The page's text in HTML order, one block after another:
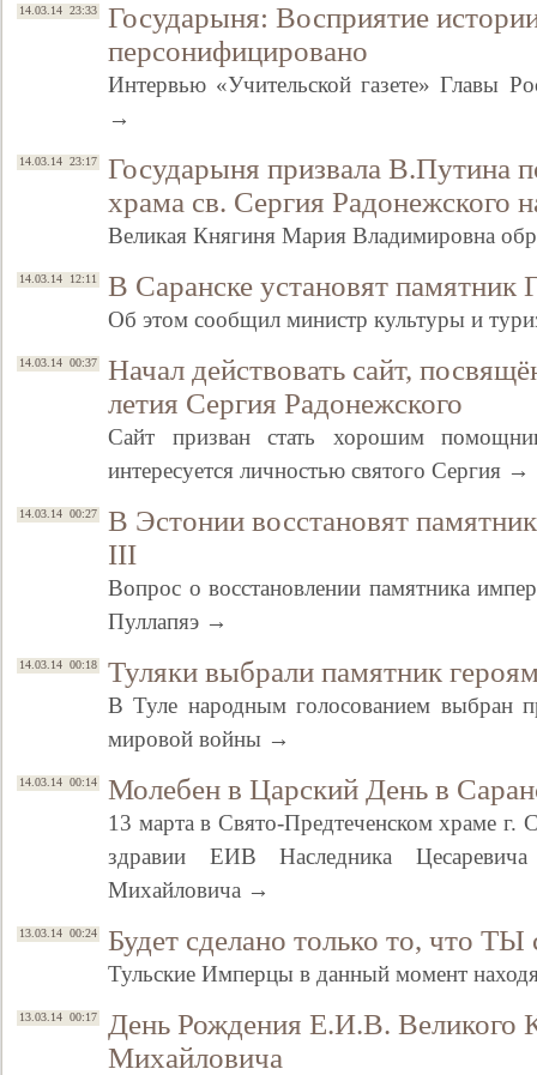
14.03.14 23:33
Государыня: Восприятие
персонифицировано
Интервью «Учительской газете» Главы
→
14.03.14 23:17
Государыня призвала В.Путина
храма св. Сергия Радонежского
Великая Княгиня Мария Владимировна
14.03.14 12:11 В Саранске установят
Об этом сообщил министр культуры и
14.03.14 00:37
Начал действовать сайт,
летия Сергия Радонежского
Сайт призван стать хорошим
интересуется личностью святого Сергия →
14.03.14 00:27
В Эстонии восстановят
III
Вопрос о восстановлении памятника
Пуллапяэ →
14.03.14 00:18 Туляки выбрали памятник
В Туле народным голосованием выбран
мировой войны →
14.03.14 00:14 Молебен в Царский День в
13 марта в Свято-Предтеченском храме г.
здравии ЕИВ Наследника
Михайловича →
13.03.14 00:24 Будет сделано только то, что ТЫ
Тульские Имперцы в данный момент
13.03.14 00:17
День Рождения Е.И.В. Великого
Михайловича